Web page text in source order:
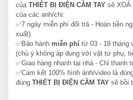
của THIẾT BỊ ĐIỆN CẦM TAY sẽ XOÁ
của các anh/chị:
✅7 ngày miễn phí đổi trả - Hoàn tiền
xuất)
✅Bảo hành miễn phí từ 03 - 18 tháng
(chú ý không áp dụng với vật tư phụ,
✅Giao hàng nhanh tại nhà - Chỉ thanh
✅Cam kết 100% hình ảnh/video là
đúng THIẾT BỊ ĐIỆN CẦM TAY sẽ bồi